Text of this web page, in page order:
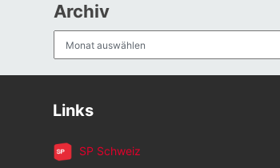
Archiv
Links
SP Schweiz